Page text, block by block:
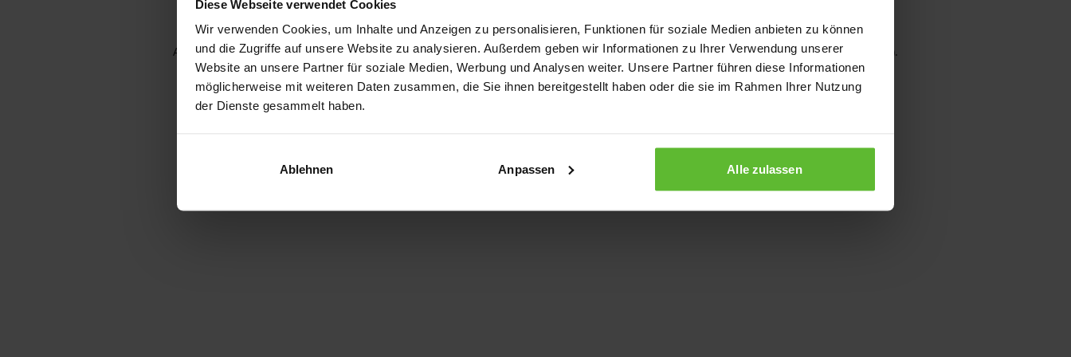
Diese Webseite verwendet Cookies
Wir verwenden Cookies, um Inhalte und Anzeigen zu personalisieren, Funktionen für soziale Medien anbieten zu können
und die Zugriffe auf unsere Website zu analysieren. Außerdem geben wir Informationen zu Ihrer Verwendung unserer
Website an unsere Partner für soziale Medien, Werbung und Analysen weiter. Unsere Partner führen diese Informationen
möglicherweise mit weiteren Daten zusammen, die Sie ihnen bereitgestellt haben oder die sie im Rahmen Ihrer Nutzung
der Dienste gesammelt haben.
Ablehnen Anpassen Alle zulassen
Application error: a client-side exception has occurred while loading www.kurzwego.de (see the browser console for more information).